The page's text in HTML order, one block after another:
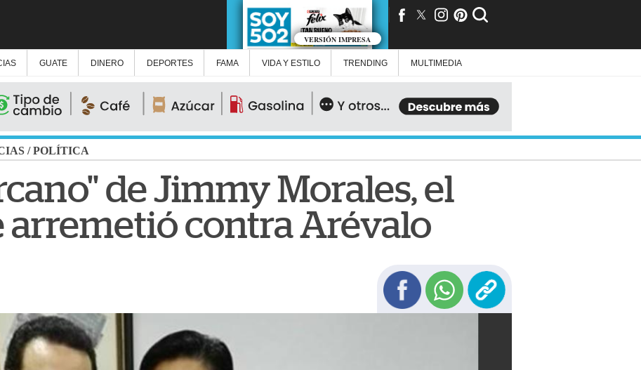
VERSIÓN IMPRESA
GUATE DINERO DEPORTES FAMA VIDA Y ESTILO TRENDING MULTIMEDIA
/POLÍTICA
de Jimmy Morales, el
arremetió contra Arévalo